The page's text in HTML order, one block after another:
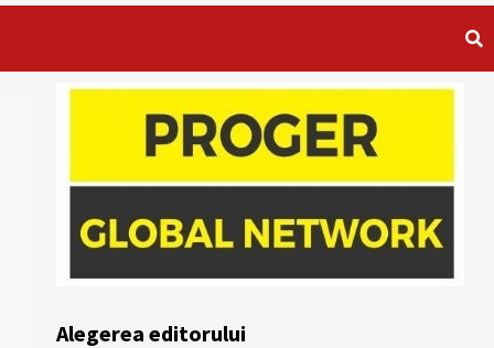
Alegerea editorului